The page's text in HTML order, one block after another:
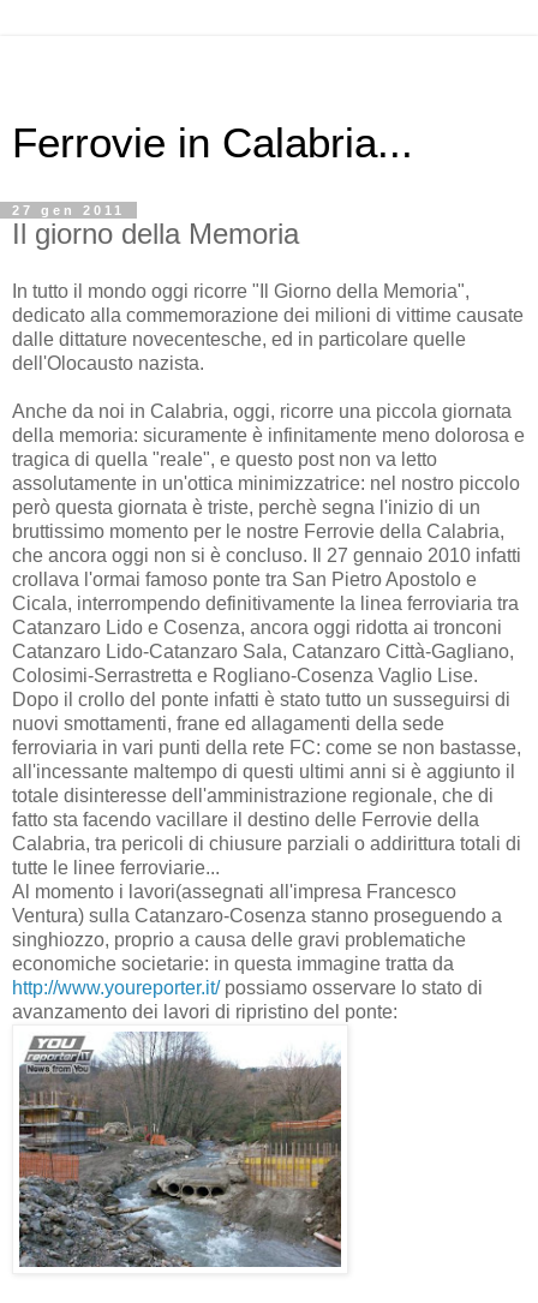
Ferrovie in Calabria...
27 gen 2011
Il giorno della Memoria
In tutto il mondo oggi ricorre "Il Giorno della Memoria",
dedicato alla commemorazione dei milioni di vittime causate
dalle dittature novecentesche, ed in particolare quelle
dell'Olocausto nazista.
Anche da noi in Calabria, oggi, ricorre una piccola giornata
della memoria: sicuramente è infinitamente meno dolorosa e
tragica di quella "reale", e questo post non va letto
assolutamente in un'ottica minimizzatrice: nel nostro piccolo
però questa giornata è triste, perchè segna l'inizio di un
bruttissimo momento per le nostre Ferrovie della Calabria,
che ancora oggi non si è concluso. Il 27 gennaio 2010 infatti
crollava l'ormai famoso ponte tra San Pietro Apostolo e
Cicala, interrompendo definitivamente la linea ferroviaria tra
Catanzaro Lido e Cosenza, ancora oggi ridotta ai tronconi
Catanzaro Lido-Catanzaro Sala, Catanzaro Città-Gagliano,
Colosimi-Serrastretta e Rogliano-Cosenza Vaglio Lise.
Dopo il crollo del ponte infatti è stato tutto un susseguirsi di
nuovi smottamenti, frane ed allagamenti della sede
ferroviaria in vari punti della rete FC: come se non bastasse,
all'incessante maltempo di questi ultimi anni si è aggiunto il
totale disinteresse dell'amministrazione regionale, che di
fatto sta facendo vacillare il destino delle Ferrovie della
Calabria, tra pericoli di chiusure parziali o addirittura totali di
tutte le linee ferroviarie...
Al momento i lavori(assegnati all'impresa Francesco
Ventura) sulla Catanzaro-Cosenza stanno proseguendo a
singhiozzo, proprio a causa delle gravi problematiche
economiche societarie: in questa immagine tratta da
http://www.youreporter.it/possiamo osservare lo stato di
avanzamento dei lavori di ripristino del ponte: